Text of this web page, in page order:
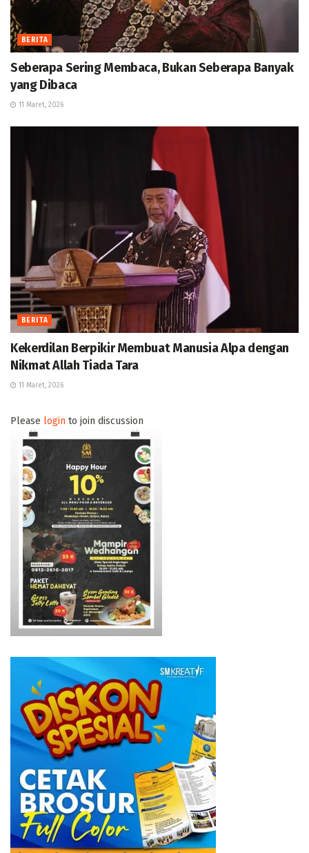
BERITA
Seberapa Sering Membaca, Bukan Seberapa Banyak
yang Dibaca
11 Maret, 2026
BERITA
Kekerdilan Berpikir Membuat Manusia Alpa dengan
Nikmat Allah Tiada Tara
11 Maret, 2026
Please login to join discussion